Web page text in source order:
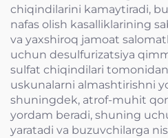
chiqindilarini kamaytiradi,
nafas olish kasalliklarining
va yaxshiroq jamoat
uchun desulfurizatsiya
sulfat chiqindilari
uskunalarni almashtirishni
shuningdek, atrof-muhit
yordam beradi, shuning
yaratadi va buzuvchilarga